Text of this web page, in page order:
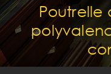
Poutrelle